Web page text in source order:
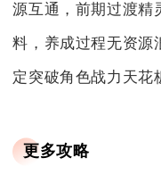
源互通，前期过渡精
料，养成过程无资源
定突破角色战力天花
更多攻略